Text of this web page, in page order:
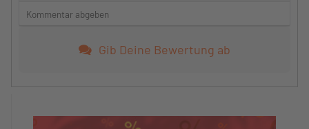
4/5 Zustand der Tennisplätze/Anlage
Zufriedenheit mit dem Tennistraining
5/5
Zufriedenheit mit dem Trainerteam
Kommentar abgeben
Gib Deine Bewertung ab